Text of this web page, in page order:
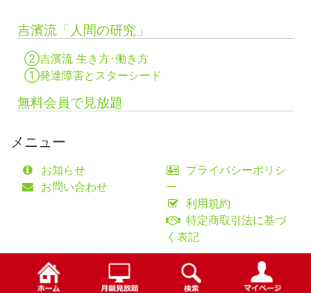
吉濱流「人間の研究」
②吉濱流 生き方･働き方
①発達障害とスターシード
無料会員で見放題
メニュー
お知らせ
お問い合わせ
プライバシーポリシ
ー
利用規約
特定商取引法に基づ
く表記
©fifty-one collaborations Co.,Ltd.